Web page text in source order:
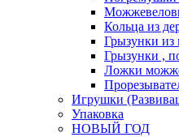
Кольца из
Грызунки из
Грызунки ,
Ложки
Игрушки
Упаковка
НОВЫЙ ГОД